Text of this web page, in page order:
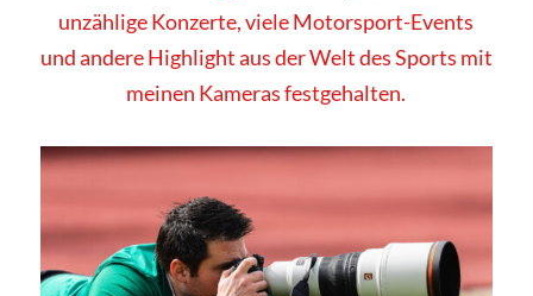
unzählige Konzerte, viele Motorsport-Events
und andere Highlight aus der Welt des Sports mit
meinen Kameras festgehalten.